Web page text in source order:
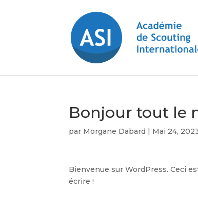
Bonjour tout le
par Morgane Dabard | Mai 24,
Bienvenue sur WordPress. Ceci
écrire !